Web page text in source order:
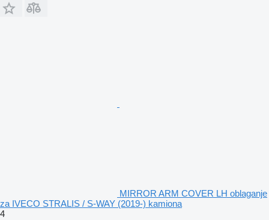
MIRROR ARM COVER LH oblaganje
za IVECO STRALIS / S-WAY (2019-) kamiona
4